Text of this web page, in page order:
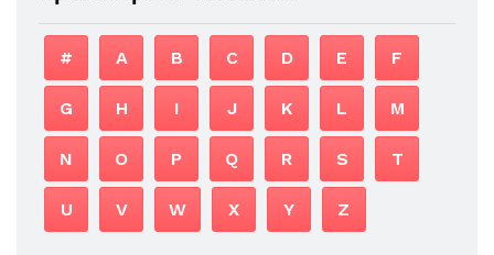
# A B C D E F
G H I J K L M
N O P Q R S T
U V W X Y Z